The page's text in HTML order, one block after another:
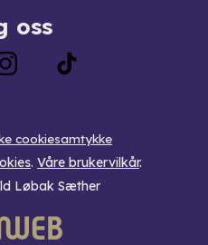
oss
cookiesamtykke
. Våre brukervilkår.
Løbak Sæther